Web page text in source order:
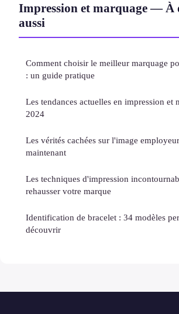
Impression et marquage — À
aussi
Comment choisir le meilleur marquage
: un guide pratique
Les tendances actuelles en impression et
2024
Les vérités cachées sur l'image
maintenant
Les techniques d'impression
rehausser votre marque
Identification de bracelet : 34 modèles
découvrir